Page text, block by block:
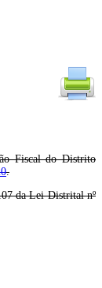
Fiscal do Distrito
.
da Lei Distrital nº